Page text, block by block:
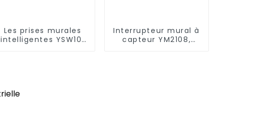
Les prises murales
intelligentes YSW101
commerciaux
Interrupteur mural à
capteur YM2108,